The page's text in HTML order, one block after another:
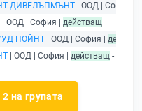
ДИВЕЛЪПМЪНТ | ООД | София |
| ООД | София | действащ
ПОЙНТ | ООД | София |
| ООД | София | действащ -
на групата